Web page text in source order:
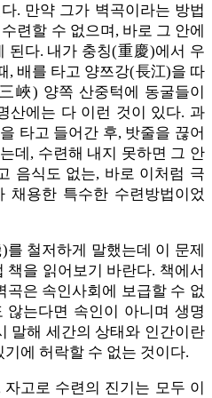
. 만약 그가 벽곡이라는 방법
련할 수 없으며, 바로 그 안에
된다. 내가 충칭(重慶)에서 우
, 배를 타고 양쯔강(長江)을 따
峽) 양쪽 산중턱에 동굴들이
산에는 다 이런 것이 있다. 과
타고 들어간 후, 밧줄을 끊어
데, 수련해 내지 못하면 그 안
음식도 없는, 바로 이처럼 극
채용한 특수한 수련방법이었
철저하게 말했는데 이 문제
을 읽어보기 바란다. 책에서
곡은 속인사회에 보급할 수 없
않는다면 속인이 아니며 생명
말해 세간의 상태와 인간이란
에 허락할 수 없는 것이다.
고로 수련의 진기는 모두 이